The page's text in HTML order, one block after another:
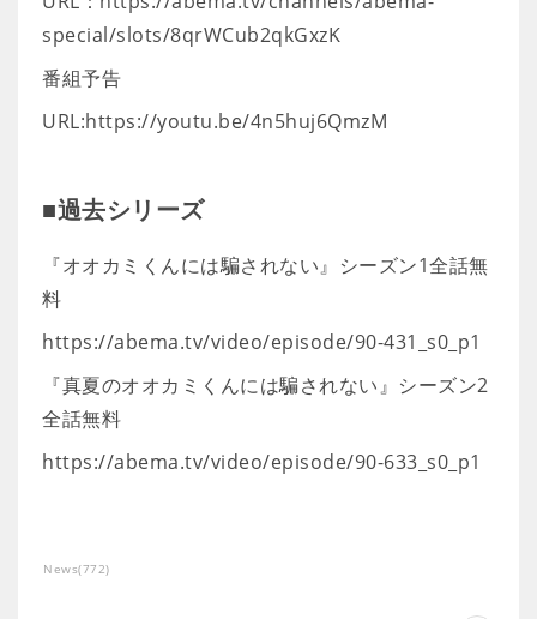
special/slots/8qrWCub2qkGxzK
番組予告
URL:https://youtu.be/4n5huj6QmzM
■過去シリーズ
『オオカミくんには騙されない』シーズン1全話無
料
https://abema.tv/video/episode/90-431_s0_p1
『真夏のオオカミくんには騙されない』シーズン2
全話無料
https://abema.tv/video/episode/90-633_s0_p1
News(772)